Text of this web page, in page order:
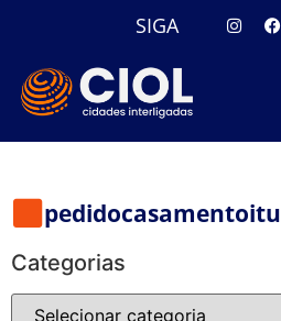
SIGA
pedidocasamentoitu
Categorias